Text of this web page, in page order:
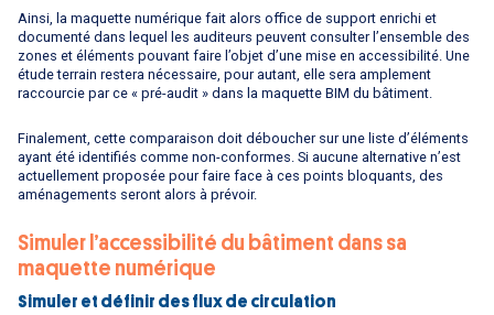
Ainsi, la maquette numérique fait alors office de support enrichi et
documenté dans lequel les auditeurs peuvent consulter l’ensemble des
zones et éléments pouvant faire l’objet d’une mise en accessibilité. Une
étude terrain restera nécessaire, pour autant, elle sera amplement
raccourcie par ce « pré-audit » dans la maquette BIM du bâtiment.
Finalement, cette comparaison doit déboucher sur une liste d’éléments
ayant été identifiés comme non-conformes. Si aucune alternative n’est
actuellement proposée pour faire face à ces points bloquants, des
aménagements seront alors à prévoir.
Simuler l’accessibilité du bâtiment dans sa
maquette numérique
Simuler et définir des flux de circulation